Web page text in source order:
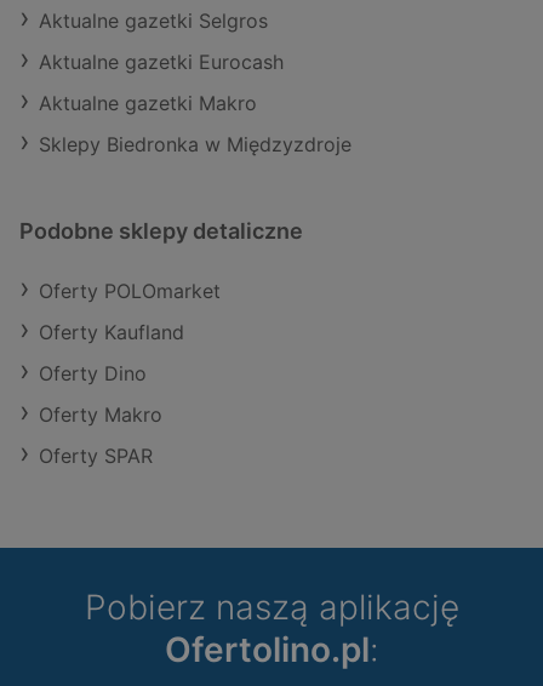
Aktualne gazetki Selgros
Aktualne gazetki Eurocash
Aktualne gazetki Makro
Sklepy Biedronka w Międzyzdroje
Podobne sklepy detaliczne
Oferty POLOmarket
Oferty Kaufland
Oferty Dino
Oferty Makro
Oferty SPAR
Pobierz naszą aplikację
Ofertolino.pl: